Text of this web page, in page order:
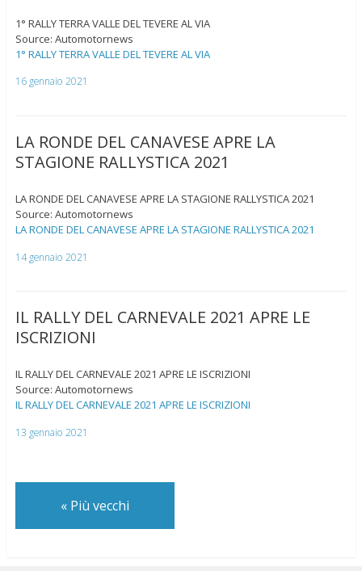
1° RALLY TERRA VALLE DEL TEVERE AL VIA
Source: Automotornews
1° RALLY TERRA VALLE DEL TEVERE AL VIA
16 gennaio 2021
LA RONDE DEL CANAVESE APRE LA
STAGIONE RALLYSTICA 2021
LA RONDE DEL CANAVESE APRE LA STAGIONE RALLYSTICA 2021
Source: Automotornews
LA RONDE DEL CANAVESE APRE LA STAGIONE RALLYSTICA 2021
14 gennaio 2021
IL RALLY DEL CARNEVALE 2021 APRE LE
ISCRIZIONI
IL RALLY DEL CARNEVALE 2021 APRE LE ISCRIZIONI
Source: Automotornews
IL RALLY DEL CARNEVALE 2021 APRE LE ISCRIZIONI
13 gennaio 2021
«Più vecchi